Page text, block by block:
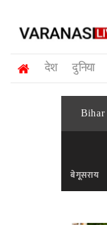
देश दुनिया
Bihar
बेगूसराय